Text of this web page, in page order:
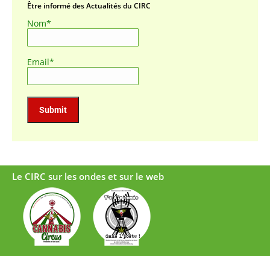
Être informé des Actualités du CIRC
Nom*
Email*
Le CIRC sur les ondes et sur le web